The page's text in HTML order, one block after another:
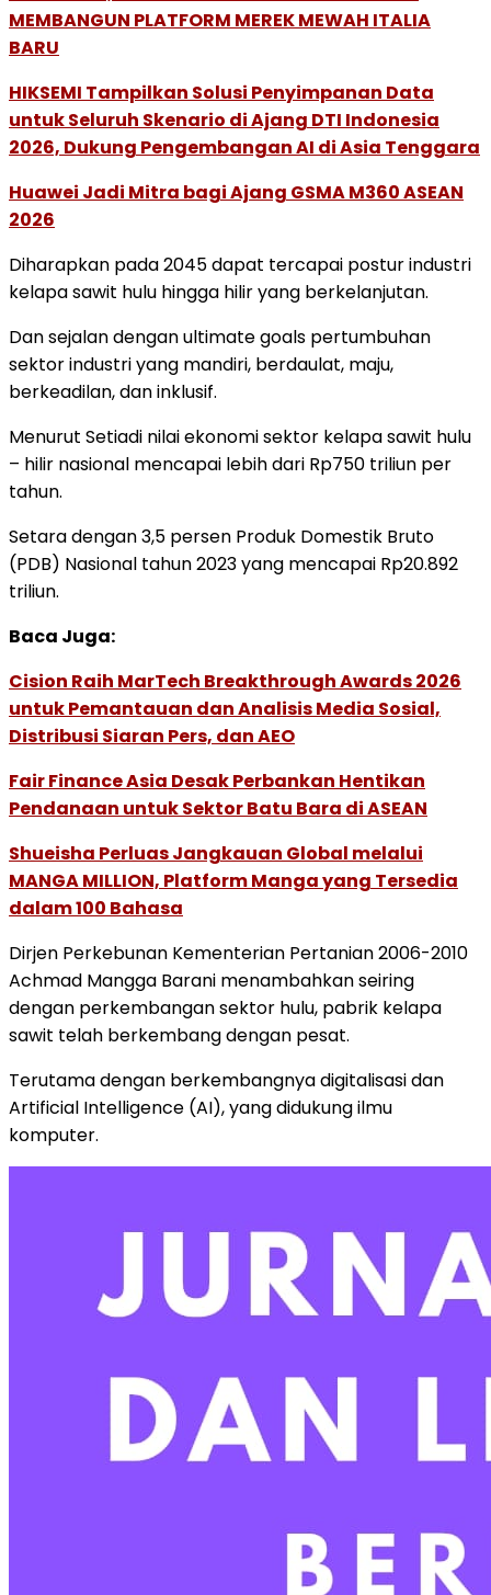
MEMBANGUN PLATFORM MEREK MEWAH ITALIA
BARU
HIKSEMI Tampilkan Solusi Penyimpanan Data
untuk Seluruh Skenario di Ajang DTI Indonesia
2026, Dukung Pengembangan AI di Asia Tenggara
Huawei Jadi Mitra bagi Ajang GSMA M360 ASEAN
2026
Diharapkan pada 2045 dapat tercapai postur industri
kelapa sawit hulu hingga hilir yang berkelanjutan.
Dan sejalan dengan ultimate goals pertumbuhan
sektor industri yang mandiri, berdaulat, maju,
berkeadilan, dan inklusif.
Menurut Setiadi nilai ekonomi sektor kelapa sawit hulu
– hilir nasional mencapai lebih dari Rp750 triliun per
tahun.
Setara dengan 3,5 persen Produk Domestik Bruto
(PDB) Nasional tahun 2023 yang mencapai Rp20.892
triliun.
Baca Juga:
Cision Raih MarTech Breakthrough Awards 2026
untuk Pemantauan dan Analisis Media Sosial,
Distribusi Siaran Pers, dan AEO
Fair Finance Asia Desak Perbankan Hentikan
Pendanaan untuk Sektor Batu Bara di ASEAN
Shueisha Perluas Jangkauan Global melalui
MANGA MILLION, Platform Manga yang Tersedia
dalam 100 Bahasa
Dirjen Perkebunan Kementerian Pertanian 2006-2010
Achmad Mangga Barani menambahkan seiring
dengan perkembangan sektor hulu, pabrik kelapa
sawit telah berkembang dengan pesat.
Terutama dengan berkembangnya digitalisasi dan
Artificial Intelligence (AI), yang didukung ilmu
komputer.